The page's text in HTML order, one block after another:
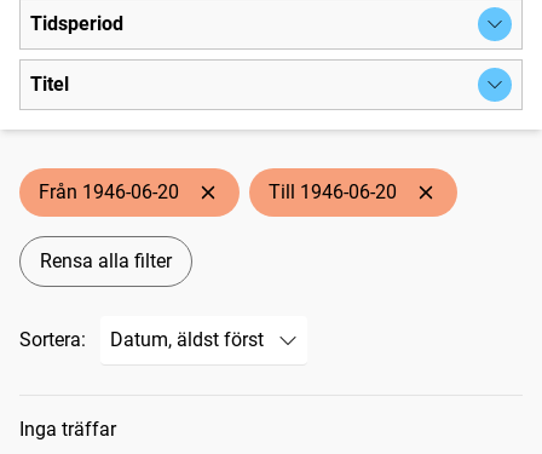
Tidsperiod
Titel
Från 1946-06-20 Till 1946-06-20
Rensa alla filter
Sortera:
Sökresultat
Inga träffar